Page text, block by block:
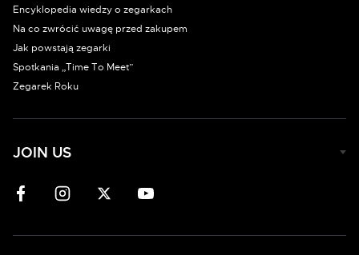
Encyklopedia wiedzy o zegarkach
Na co zwrócić uwagę przed zakupem
Jak powstają zegarki
Spotkania „Time To Meet”
Zegarek Roku
JOIN US